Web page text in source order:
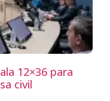
12×36 para
civil